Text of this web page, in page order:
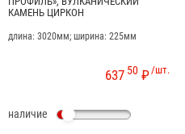
КАМЕНЬ ЦИРКОН
длина: 3020мм; ширина: 225мм
/шт.
637 50 ₽
наличие